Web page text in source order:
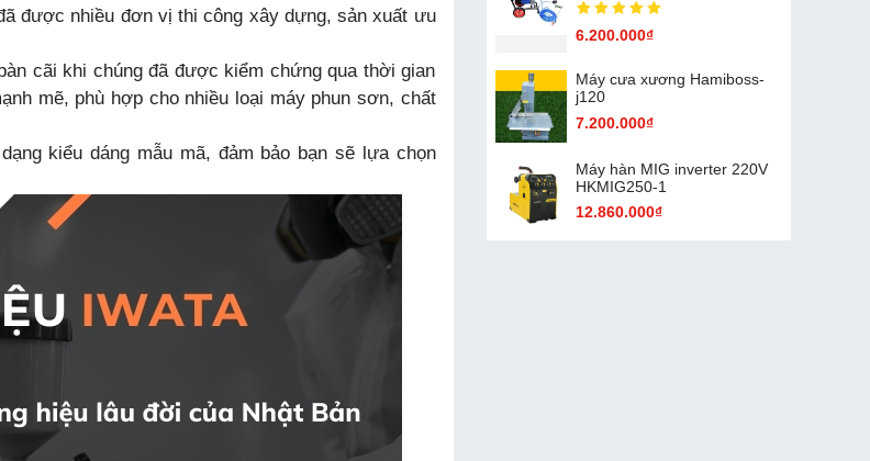
được nhiều đơn vị thi công xây dựng, sản xuất ưu
cãi khi chúng đã được kiểm chứng qua thời gian
mẽ, phù hợp cho nhiều loại máy phun sơn, chất
kiểu dáng mẫu mã, đảm bảo bạn sẽ lựa chọn
6.200.000₫
Máy cưa xương Hamiboss-
j120
7.200.000₫
Máy hàn MIG inverter 220V
HKMIG250-1
12.860.000₫